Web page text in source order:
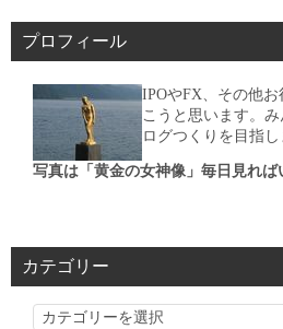
プロフィール
IPOやFX、その他
こうと思います。
ログつくりを目指し
写真は「黄金の女神像」毎日見れば
カテゴリー
カ